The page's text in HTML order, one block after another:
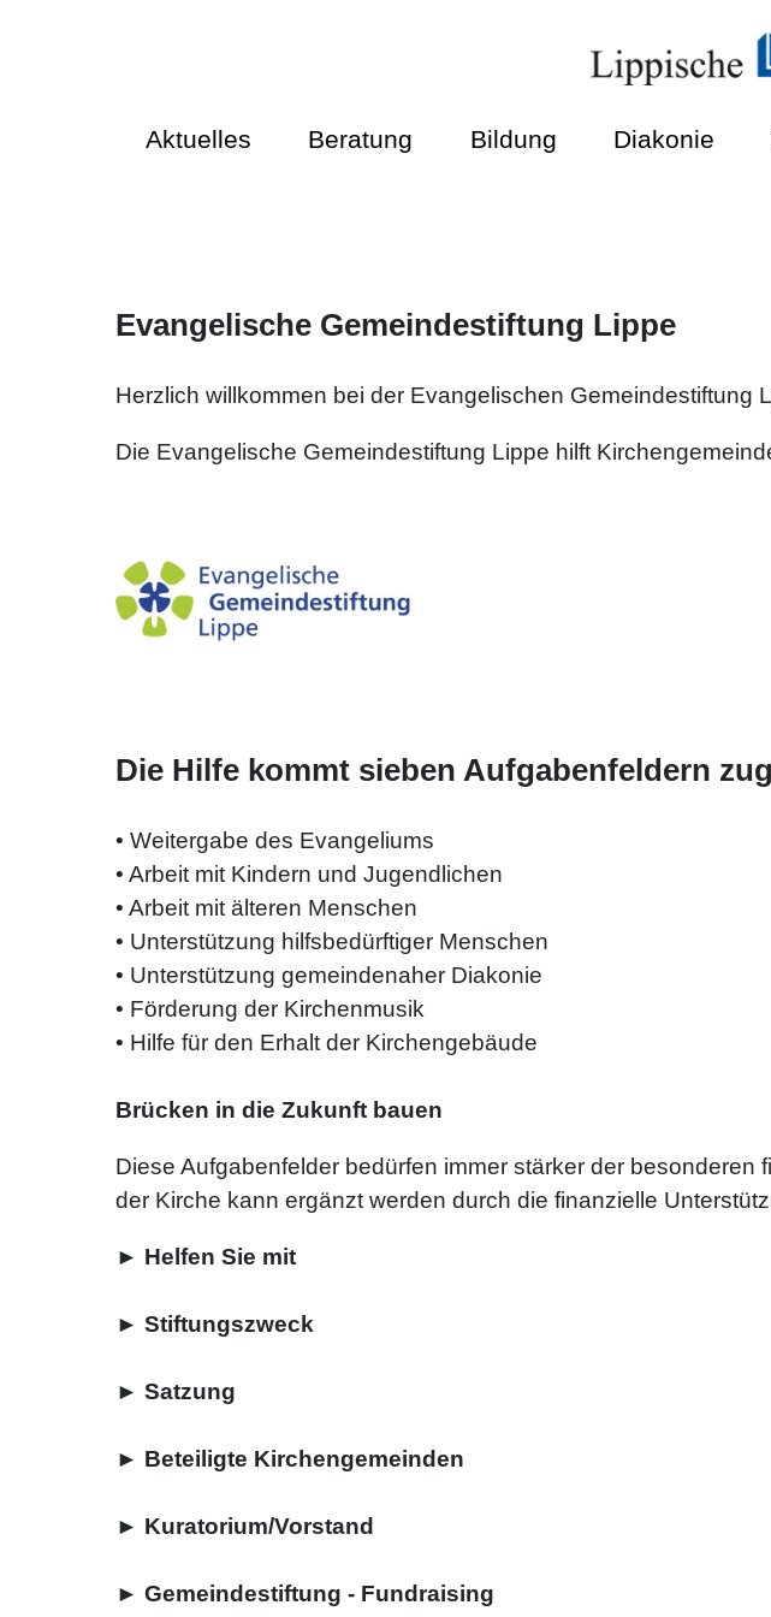
Aktuelles Beratung Bildung Diakonie
Evangelische Gemeindestiftung Lippe
Herzlich willkommen bei der Evangelischen Gemeindestiftung
Die Evangelische Gemeindestiftung Lippe hilft
Die Hilfe kommt sieben Aufgabenfeldern
• Weitergabe des Evangeliums
• Arbeit mit Kindern und Jugendlichen
• Arbeit mit älteren Menschen
• Unterstützung hilfsbedürftiger Menschen
• Unterstützung gemeindenaher Diakonie
• Förderung der Kirchenmusik
• Hilfe für den Erhalt der Kirchengebäude
Brücken in die Zukunft bauen
Diese Aufgabenfelder bedürfen immer stärker der
der Kirche kann ergänzt werden durch die finanzielle
► Helfen Sie mit
► Stiftungszweck
► Satzung
► Beteiligte Kirchengemeinden
► Kuratorium/Vorstand
► Gemeindestiftung - Fundraising